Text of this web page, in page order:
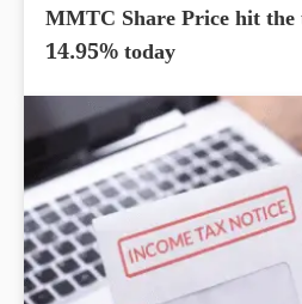
MMTC Share Price hit
14.95% today